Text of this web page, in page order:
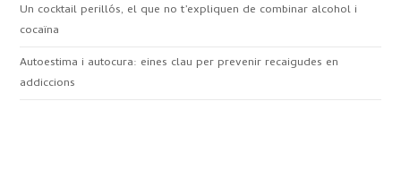
Un cocktail perillós, el que no t’expliquen de combinar alcohol i
cocaïna
Autoestima i autocura: eines clau per prevenir recaigudes en
addiccions